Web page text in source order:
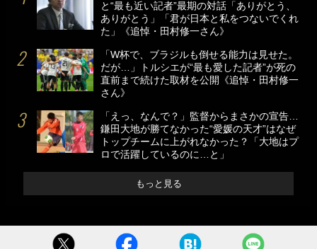
と“最も近い記者”最期の対話「ありがとう、
ありがとう」「君が日本と私をつないでくれ
た」《追悼・田村修一さん》
「W杯で、ブラジルも倒せる能力は見せた。
だが…」トルシエが“最も愛した記者”が死の
直前まで続けた取材を公開《追悼・田村修一
さん》
「えっ、なんで？」監督からまさかの宣告…
鎌田大地が勝てなかった“愛媛の天才”はなぜ
トップチームに上がれなかった？「大地はプ
ロで活躍しているのに…と」
もっと見る